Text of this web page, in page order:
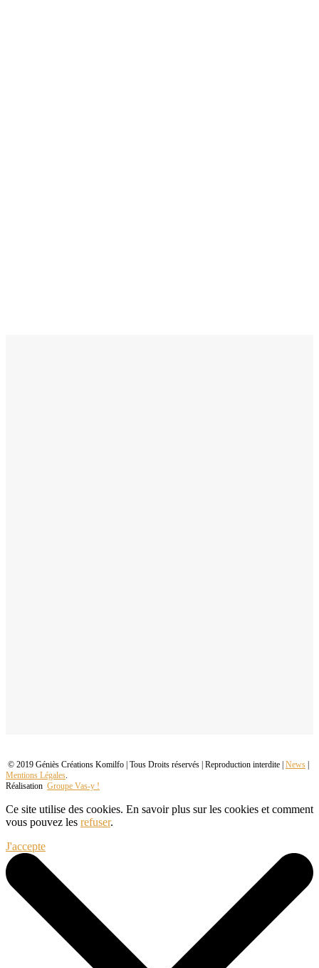
© 2019 Géniès Créations Komilfo | Tous Droits réservés | Reproduction interdite | News
Mentions Légales.
Réalisation Groupe Vas-y !
Ce site utilise des cookies. En savoir plus sur les cookies et comment
vous pouvez les refuser.
J'accepte